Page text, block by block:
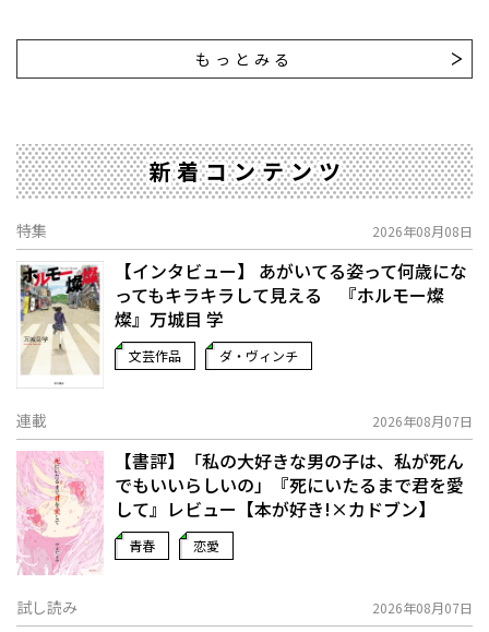
もっとみる
新着コンテンツ
特集 2026年08月08日
【インタビュー】 あがいてる姿って何歳にな
ってもキラキラして見える 『ホルモー燦
燦』万城目 学
文芸作品 ダ・ヴィンチ
連載 2026年08月07日
【書評】「私の大好きな男の子は、私が死ん
でもいいらしいの」――『死にいたるまで君を愛
して』レビュー【本が好き!×カドブン】
青春 恋愛
試し読み 2026年08月07日